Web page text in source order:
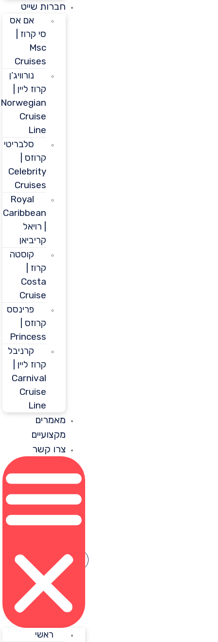
חברות שייט
אם אס
סי קרוז |
Cruises
נורוויג’ן
קרוז ליין |
Norwegian
Cruise
סלבריטי
קרוזס |
Celebrity
Cruises
Royal
Caribbean
קריביאן
קוסטה
Costa
Cruise
פרינסס
קרוזס |
Princess
קרניבל
קרוז ליין |
Carnival
Cruise
מאמרים
מקצועיים
צרו קשר
ראשי